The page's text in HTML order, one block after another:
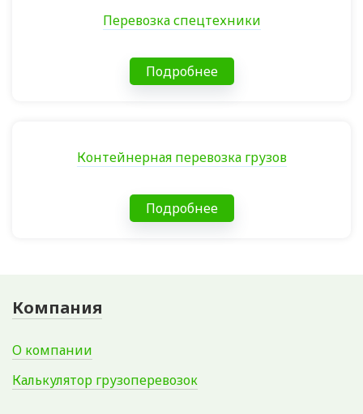
Перевозка спецтехники
Подробнее
Контейнерная перевозка грузов
Подробнее
Компания
О компании
Калькулятор грузоперевозок